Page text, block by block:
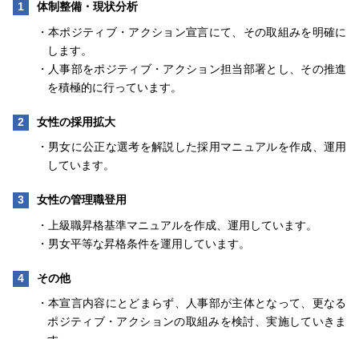
体制整備・現状分析
・本ポジティブ・アクション宣言にて、その取組みを明確に
します。
・人事部をポジティブ・アクション担当部署とし、その推進
を積極的に行っています。
女性の採用拡大
・男女に公正な選考を解説した採用マニュアルを作成、運用
しています。
女性の管理職登用
・上級職昇格基準マニュアルを作成、運用しています。
・男女平等な昇格条件を運用しています。
その他
・本宣言内容にとどまらず、人事部が主体となって、更なる
ポジティブ・アクションの取組みを検討、実施していきま